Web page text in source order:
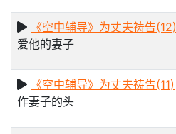
《空中辅导》为丈夫祷告(12)
爱他的妻子
《空中辅导》为丈夫祷告(11)
作妻子的头